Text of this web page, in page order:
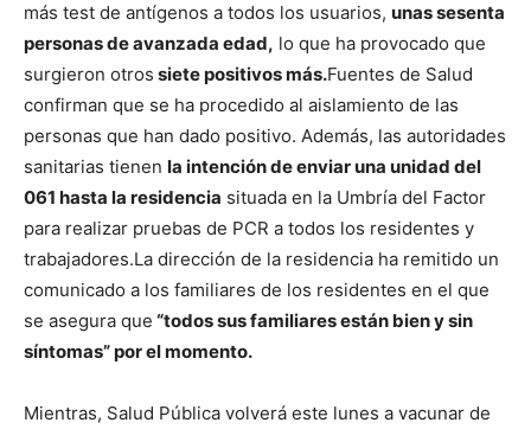
más test de antígenos a todos los usuarios, unas sesenta
personas de avanzada edad, lo que ha provocado que
surgieron otros siete positivos más.Fuentes de Salud
confirman que se ha procedido al aislamiento de las
personas que han dado positivo. Además, las autoridades
sanitarias tienen la intención de enviar una unidad del
061 hasta la residencia situada en la Umbría del Factor
para realizar pruebas de PCR a todos los residentes y
trabajadores.La dirección de la residencia ha remitido un
comunicado a los familiares de los residentes en el que
se asegura que “todos sus familiares están bien y sin
síntomas” por el momento.
Mientras, Salud Pública volverá este lunes a vacunar de